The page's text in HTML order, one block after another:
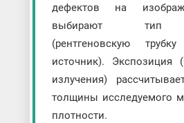
дефектов на
выбирают тип
(рентгеновскую
источник).
излучения)
толщины исследуемого
плотности.